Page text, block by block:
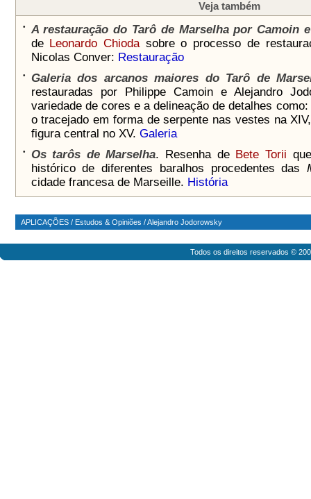
Veja também
•
A restauração do Tarô de Marselha por Camoin
de Leonardo Chioda sobre o processo de
Nicolas Conver: Restauração
•
Galeria dos arcanos maiores do Tarô de
restauradas por Philippe Camoin e Alejandro
variedade de cores e a delineação de detalhes
o tracejado em forma de serpente nas vestes na
figura central no XV. Galeria
• Os tarôs de Marselha. Resenha de Bete Torii
histórico de diferentes baralhos procedentes das
cidade francesa de Marseille. História
APLICAÇÕES/ Estudos & Opiniões /Alejandro Jodorowsky
Todos os direitos reservados ©